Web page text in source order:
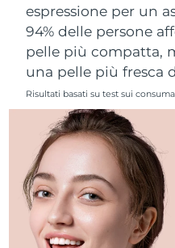
espressione per un
94% delle persone
pelle più compatta,
una pelle più fresca
Risultati basati su test sui
Portorico
Qatar
Riunione
Romania
Russia
Arabia Saudita
Singapore